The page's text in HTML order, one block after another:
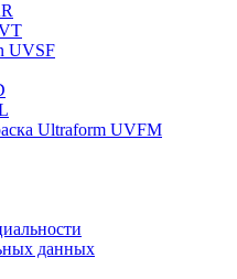
UVSF
Ultraform UVFM
данных